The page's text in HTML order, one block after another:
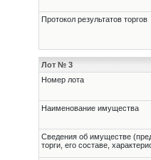
Протокол результатов торгов
Лот № 3
Номер лота
Наименование имущества
Cведения об имуществе
торги, его составе,